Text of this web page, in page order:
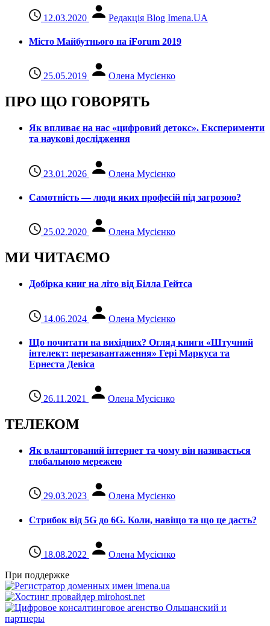
12.03.2020 Редакція Blog Imena.UA
Місто Майбутнього на iForum 2019
25.05.2019 Олена Мусієнко
ПРО ЩО ГОВОРЯТЬ
Як впливає на нас «цифровий детокс». Експерименти
та наукові дослідження
23.01.2026 Олена Мусієнко
Самотність — люди яких професій під загрозою?
25.02.2020 Олена Мусієнко
МИ ЧИТАЄМО
Добірка книг на літо від Білла Гейтса
14.06.2024 Олена Мусієнко
Що почитати на вихідних? Огляд книги «Штучний
інтелект: перезавантаження» Гері Маркуса та
Ернеста Девіса
26.11.2021 Олена Мусієнко
ТЕЛЕКОМ
Як влаштований інтернет та чому він називається
глобальною мережею
29.03.2023 Олена Мусієнко
Стрибок від 5G до 6G. Коли, навіщо та що це даcть?
18.08.2022
Олена Мусієнко
При поддержке